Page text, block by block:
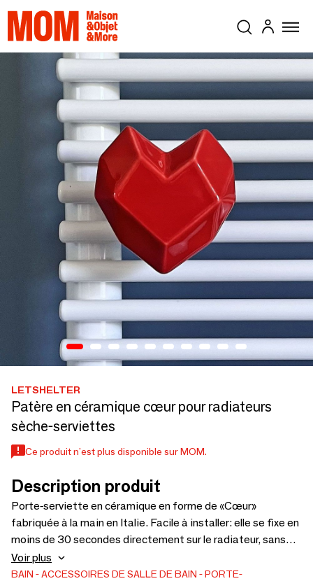
LETSHELTER
Patère en céramique cœur pour radiateurs
sèche-serviettes
Ce produit n'est plus disponible sur MOM.
Description produit
Porte-serviette en céramique en forme de «Cœur»
fabriquée à la main en Italie. Facile à installer: elle se fixe en
moins de 30 secondes directement sur le radiateur, sans
percer le mur ni votre main. Très pratique: parfaite pour
mettre en valeur les espaces de votre maison, sans percer
Voir plus
BAIN ACCESSOIRES DE SALLE DE BAIN
PORTE-